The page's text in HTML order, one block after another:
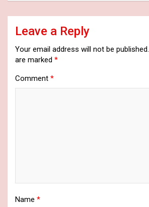
Leave a Reply
Your email address will not be published.
are marked *
Comment *
Name *